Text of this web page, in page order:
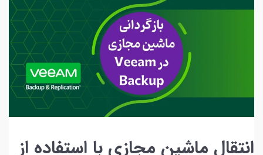
انتقال ماشین مجازی با استفاده از